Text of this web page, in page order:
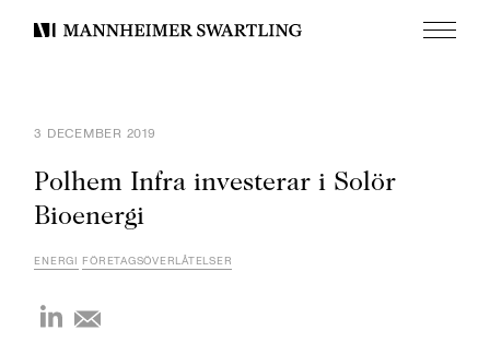
Mannheimer
Meny
3 DECEMBER 2019
Polhem Infra investerar i Solör
Bioenergi
ENERGI FÖRETAGSÖVERLÅTELSER